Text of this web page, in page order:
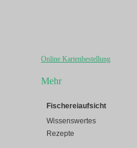
Online Kartenbestellung
Mehr
Fischereiaufsicht
Wissenswertes
Rezepte